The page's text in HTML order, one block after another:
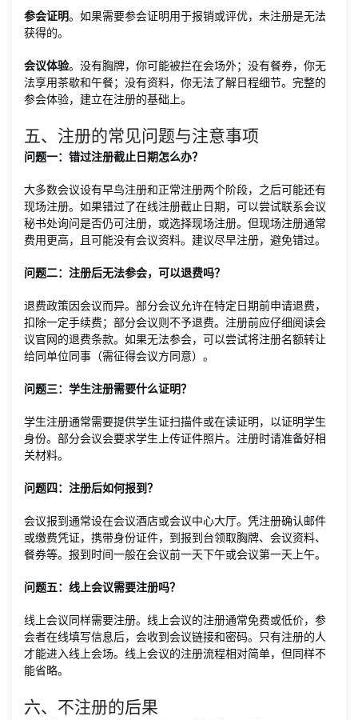
参会证明。如果需要参会证明用于报销或评优，未注册是无法
获得的。
会议体验。没有胸牌，你可能被拦在会场外；没有餐券，你无
法享用茶歇和午餐；没有资料，你无法了解日程细节。完整的
参会体验，建立在注册的基础上。
五、注册的常见问题与注意事项
问题一：错过注册截止日期怎么办？
大多数会议设有早鸟注册和正常注册两个阶段，之后可能还有
现场注册。如果错过了在线注册截止日期，可以尝试联系会议
秘书处询问是否仍可注册，或选择现场注册。但现场注册通常
费用更高，且可能没有会议资料。建议尽早注册，避免错过。
问题二：注册后无法参会，可以退费吗？
退费政策因会议而异。部分会议允许在特定日期前申请退费，
扣除一定手续费；部分会议则不予退费。注册前应仔细阅读会
议官网的退费条款。如果无法参会，可以尝试将注册名额转让
给同单位同事（需征得会议方同意）。
问题三：学生注册需要什么证明？
学生注册通常需要提供学生证扫描件或在读证明，以证明学生
身份。部分会议会要求学生上传证件照片。注册时请准备好相
关材料。
问题四：注册后如何报到？
会议报到通常设在会议酒店或会议中心大厅。凭注册确认邮件
或缴费凭证，携带身份证件，到报到台领取胸牌、会议资料、
餐券等。报到时间一般在会议前一天下午或会议第一天上午。
问题五：线上会议需要注册吗？
线上会议同样需要注册。线上会议的注册通常免费或低价，参
会者在线填写信息后，会收到会议链接和密码。只有注册的人
才能进入线上会场。线上会议的注册流程相对简单，但同样不
能省略。
六、不注册的后果